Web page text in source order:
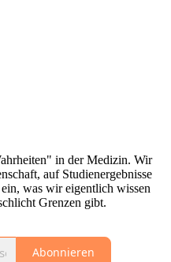
in der Medizin. Wir
auf Studienergebnisse
was wir eigentlich wissen
Grenzen gibt.
Abonnieren